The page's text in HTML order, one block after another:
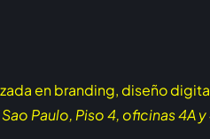
en branding, diseño
Paulo, Piso 4, oficinas 4A